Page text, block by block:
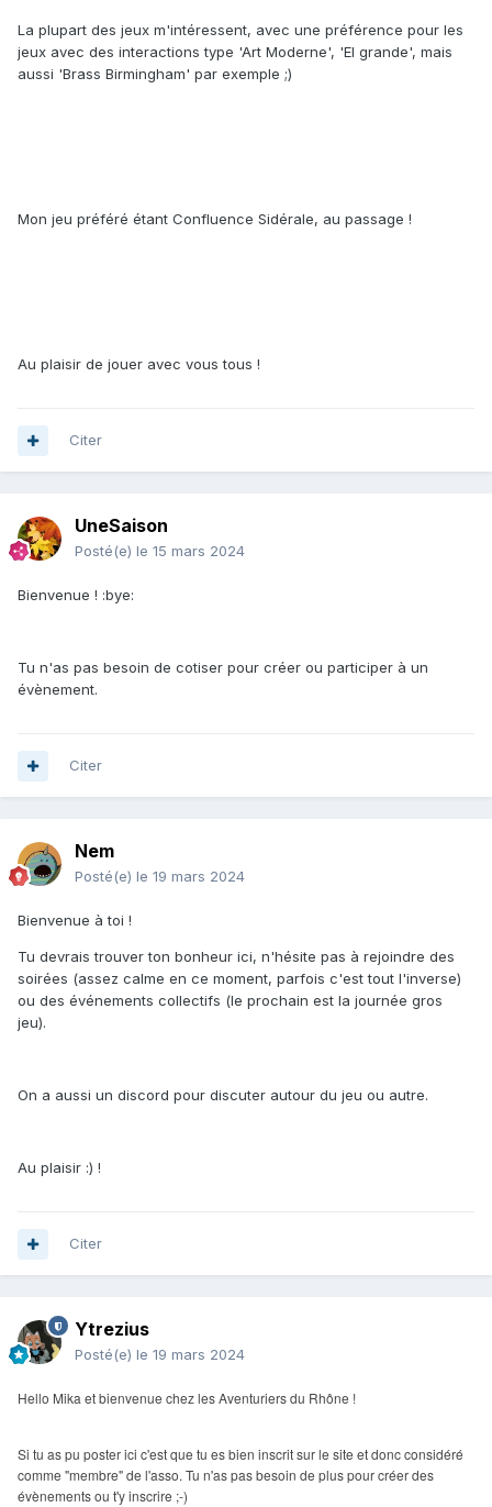
La plupart des jeux m'intéressent, avec une préférence pour les
jeux avec des interactions type 'Art Moderne', 'El grande', mais
aussi 'Brass Birmingham' par exemple ;)
Mon jeu préféré étant Confluence Sidérale, au passage !
Au plaisir de jouer avec vous tous !
Citer
UneSaison
Posté(e) le 15 mars 2024
Bienvenue ! :bye:
Tu n'as pas besoin de cotiser pour créer ou participer à un
évènement.
Citer
Nem
Posté(e) le 19 mars 2024
Bienvenue à toi !
Tu devrais trouver ton bonheur ici, n'hésite pas à rejoindre des
soirées (assez calme en ce moment, parfois c'est tout l'inverse)
ou des événements collectifs (le prochain est la journée gros
jeu).
On a aussi un discord pour discuter autour du jeu ou autre.
Au plaisir :) !
Citer
Ytrezius
Posté(e) le 19 mars 2024
Hello Mika et bienvenue chez les Aventuriers du Rhône !
Si tu as pu poster ici c'est que tu es bien inscrit sur le site et donc considéré
comme "membre" de l'asso. Tu n'as pas besoin de plus pour créer des
évènements ou t'y inscrire ;-)